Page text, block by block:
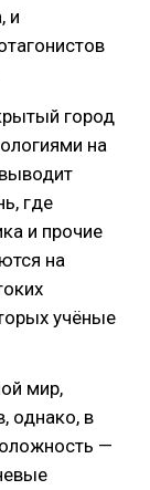
и
город
на
где
и прочие
на
учёные
мир,
однако, в
—